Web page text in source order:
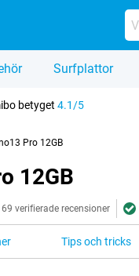
Surfplattor
betyget 4.1/5
Pro 12GB
12GB
69 verifierade recensioner
Tips och tricks